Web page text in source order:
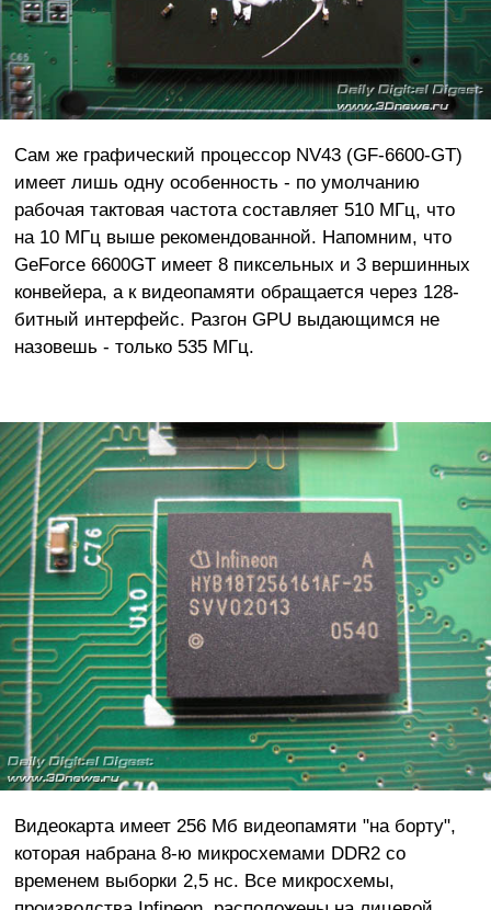
Сам же графический процессор NV43 (GF-6600-GT)
имеет лишь одну особенность - по умолчанию
рабочая тактовая частота составляет 510 МГц, что
на 10 МГц выше рекомендованной. Напомним, что
GeForce 6600GT имеет 8 пиксельных и 3 вершинных
конвейера, а к видеопамяти обращается через 128-
битный интерфейс. Разгон GPU выдающимся не
назовешь - только 535 МГц.
Видеокарта имеет 256 Мб видеопамяти "на борту",
которая набрана 8-ю микросхемами DDR2 со
временем выборки 2,5 нс. Все микросхемы,